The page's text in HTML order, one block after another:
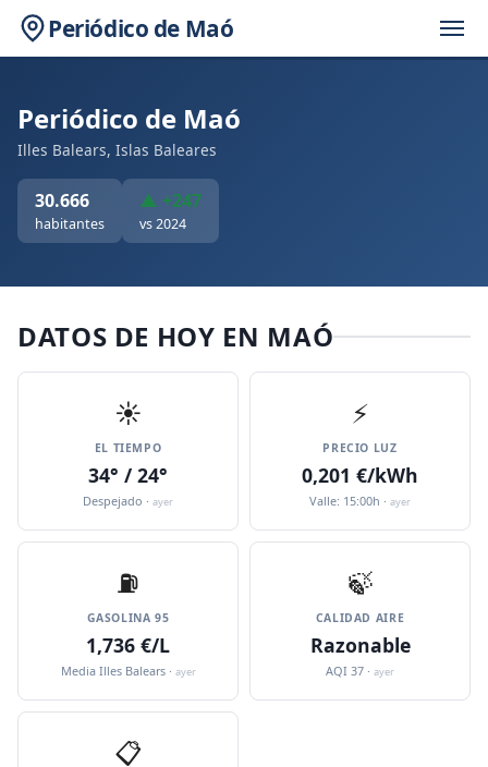
Periódico de Maó
Periódico de Maó
Illes Balears, Islas Baleares
30.666
habitantes
▲ +247
vs 2024
DATOS DE HOY EN MAÓ
☀️
EL TIEMPO
34° / 24°
Despejado · ayer
⚡
PRECIO LUZ
0,201 €/kWh
Valle: 15:00h · ayer
⛽️
GASOLINA 95
1,736 €/L
Media Illes Balears · ayer
🍃
CALIDAD AIRE
Razonable
AQI 37 · ayer
📋